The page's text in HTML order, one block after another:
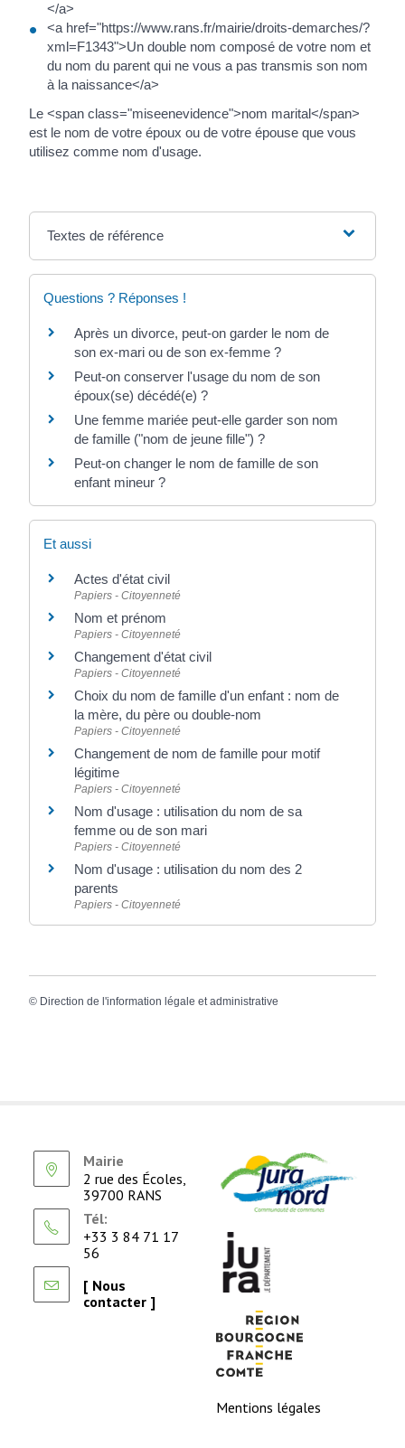
</a>
<a href="https://www.rans.fr/mairie/droits-demarches/?
xml=F1343">Un double nom composé de votre nom et
du nom du parent qui ne vous a pas transmis son nom
à la naissance</a>
Le <span class="miseenevidence">nom marital</span>
est le nom de votre époux ou de votre épouse que vous
utilisez comme nom d'usage.
Textes de référence
Questions ? Réponses !
Après un divorce, peut-on garder le nom de
son ex-mari ou de son ex-femme ?
Peut-on conserver l'usage du nom de son
époux(se) décédé(e) ?
Une femme mariée peut-elle garder son nom
de famille ("nom de jeune fille") ?
Peut-on changer le nom de famille de son
enfant mineur ?
Et aussi
Actes d'état civil
Papiers - Citoyenneté
Nom et prénom
Papiers - Citoyenneté
Changement d'état civil
Papiers - Citoyenneté
Choix du nom de famille d'un enfant : nom de
la mère, du père ou double-nom
Papiers - Citoyenneté
Changement de nom de famille pour motif
légitime
Papiers - Citoyenneté
Nom d'usage : utilisation du nom de sa
femme ou de son mari
Papiers - Citoyenneté
Nom d'usage : utilisation du nom des 2
parents
Papiers - Citoyenneté
© Direction de l'information légale et administrative
Mairie
2 rue des Écoles,
39700 RANS
Tél:
+33 3 84 71 17
56
[ Nous
contacter ]
Mentions légales